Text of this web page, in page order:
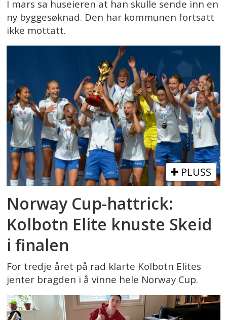
I mars sa huseieren at han skulle sende inn en
ny byggesøknad. Den har kommunen fortsatt
ikke mottatt.
PLUSS
Norway Cup-hattrick:
Kolbotn Elite knuste Skeid
i finalen
For tredje året på rad klarte Kolbotn Elites
jenter bragden i å vinne hele Norway Cup.